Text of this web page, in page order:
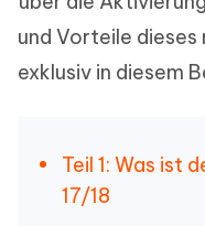
und Vorteile dieses
exklusiv in diesem
Teil 1: Was ist
17/18